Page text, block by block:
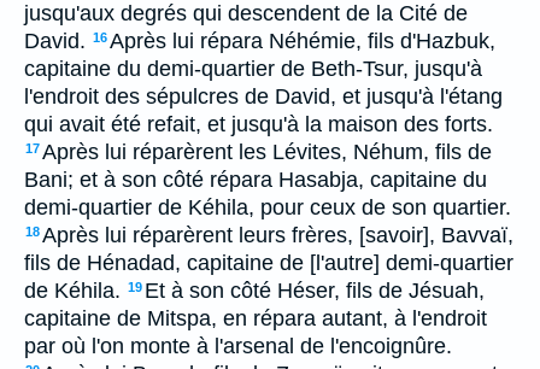
jusqu'aux degrés qui descendent de la Cité de
David. 16Après lui répara Néhémie, fils d'Hazbuk,
capitaine du demi-quartier de Beth-Tsur, jusqu'à
l'endroit des sépulcres de David, et jusqu'à l'étang
qui avait été refait, et jusqu'à la maison des forts.
17Après lui réparèrent les Lévites, Néhum, fils de
Bani; et à son côté répara Hasabja, capitaine du
demi-quartier de Kéhila, pour ceux de son quartier.
18Après lui réparèrent leurs frères, [savoir], Bavvaï,
fils de Hénadad, capitaine de [l'autre] demi-quartier
de Kéhila. 19 Et à son côté Héser, fils de Jésuah,
capitaine de Mitspa, en répara autant, à l'endroit
par où l'on monte à l'arsenal de l'encoignûre.